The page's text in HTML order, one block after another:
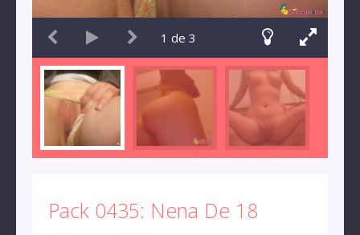
1 de 3
Pack 0435: Nena De 18